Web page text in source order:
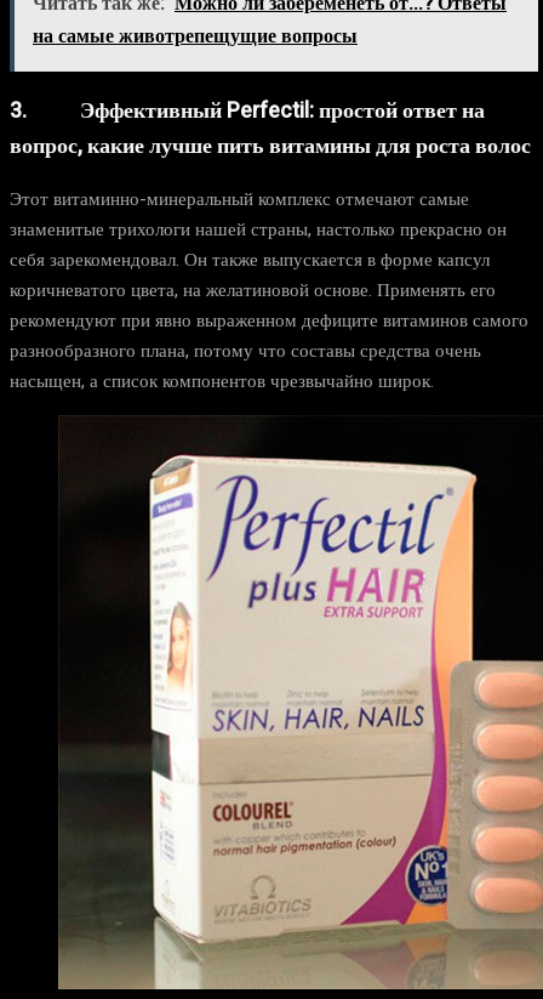
на самые животрепещущие вопросы
3. Эффективный Perfectil: простой ответ на
вопрос, какие лучше пить витамины для роста волос
Этот витаминно-минеральный комплекс отмечают самые
знаменитые трихологи нашей страны, настолько прекрасно он
себя зарекомендовал. Он также выпускается в форме капсул
коричневатого цвета, на желатиновой основе. Применять его
рекомендуют при явно выраженном дефиците витаминов самого
разнообразного плана, потому что составы средства очень
насыщен, а список компонентов чрезвычайно широк.